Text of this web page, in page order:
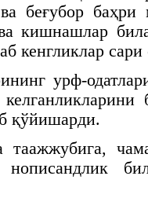
беғубор баҳри
кишнашлар
кенгликлар
урф-
қўйишарди.
таажжубига,